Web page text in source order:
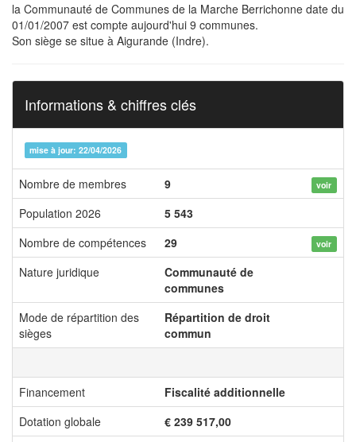
la Communauté de Communes de la Marche Berrichonne date du
01/01/2007 est compte aujourd'hui 9 communes.
Son siège se situe à Aigurande (Indre).
Informations & chiffres clés
mise à jour: 22/04/2026
Nombre de membres 9 voir
Population 2026
5 543
Nombre de compétences
29 voir
Nature juridique
Communauté de
communes
Mode de répartition des
sièges
Répartition de droit
commun
Financement
Fiscalité additionnelle
Dotation globale
€ 239 517,00